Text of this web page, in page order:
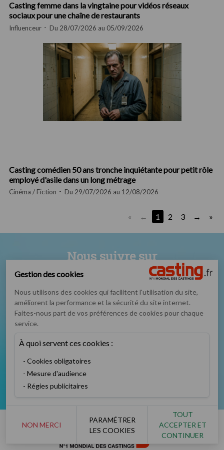
Casting femme dans la vingtaine pour vidéos réseaux
sociaux pour une chaîne de restaurants
Influenceur Du 28/07/2026 au 05/09/2026
Casting comédien 50 ans tronche inquiétante pour petit rôle
employé d'asile dans un long métrage
Cinéma / Fiction Du 29/07/2026 au 12/08/2026
« 1 2 3 »
Nous suivre sur
Facebook
Gestion des cookies
Nous utilisons des cookies qui facilitent l'utilisation du site,
améliorent la performance et la sécurité du site internet.
Faites-nous part de vos préférences de cookies pour chaque
service.
À quoi servent ces cookies :
Cookies obligatoires
Mesure d'audience
Régies publicitaires
NON MERCI
PARAMÉTRER
LES COOKIES
TOUT
ACCEPTER ET
CONTINUER